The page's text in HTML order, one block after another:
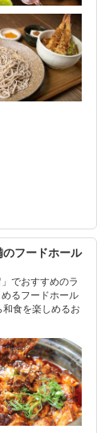
フードホール
でおすすめのラ
るフードホール
食を楽しめるお